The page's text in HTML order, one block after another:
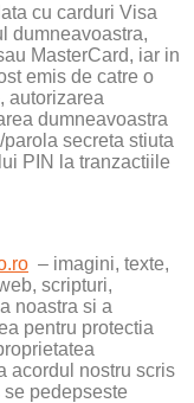
cu carduri Visa
dumneavoastra,
MasterCard, iar in
emis de catre o
autorizarea
dumneavoastra
secreta stiuta
PIN la tranzactiile
– imagini, texte,
scripturi,
noastra si a
pentru protectia
acordul nostru scris
pedepseste